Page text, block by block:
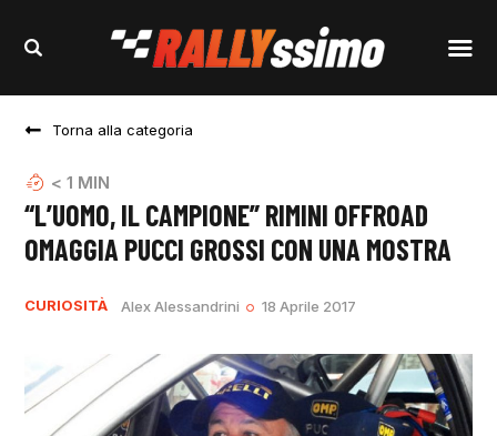
Torna alla categoria
< 1 MIN
“L’UOMO, IL CAMPIONE” RIMINI OFFROAD
OMAGGIA PUCCI GROSSI CON UNA MOSTRA
CURIOSITÀ Alex Alessandrini 18 Aprile 2017